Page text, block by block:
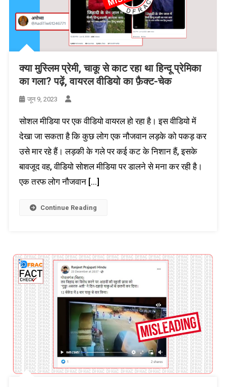
क्या मुस्लिम प्रेमी, चाकू से काट रहा था हिन्दू प्रेमिका
का गला? पढ़ें, वायरल वीडियो का फ़ैक्ट-चेक
जून 9, 2023
सोशल मीडिया पर एक वीडियो वायरल हो रहा है। इस वीडियो में
देखा जा सकता है कि कुछ लोग एक नौजवान लड़के को पकड़ कर
उसे मार रहे हैं। लड़की के गले पर कई कट के निशान हैं, इसके
बावजूद वह, वीडियो सोशल मीडिया पर डालने से मना कर रही है।
एक तरफ लोग नौजवान […]
Continue Reading